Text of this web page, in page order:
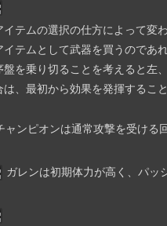
テムの選択の仕方によって変
テムとして武器を買うのであ
を乗り切ることを考えると左
、最初から効果を発揮するこ
ャンピオンは通常攻撃を受ける
ガレンは初期体力が高く、パッ